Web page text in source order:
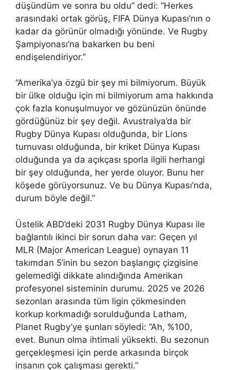
düşündüm ve sonra bu oldu” dedi: “Herkes
arasındaki ortak görüş, FIFA Dünya Kupası’nın o
kadar da görünür olmadığı yönünde. Ve Rugby
Şampiyonası’na bakarken bu beni
endişelendiriyor.”
“Amerika’ya özgü bir şey mi bilmiyorum. Büyük
bir ülke olduğu için mi bilmiyorum ama hakkında
çok fazla konuşulmuyor ve gözünüzün önünde
gördüğünüz bir şey değil. Avustralya’da bir
Rugby Dünya Kupası olduğunda, bir Lions
turnuvası olduğunda, bir kriket Dünya Kupası
olduğunda ya da açıkçası sporla ilgili herhangi
bir şey olduğunda, her yerde oluyor. Bunu her
köşede görüyorsunuz. Ve bu Dünya Kupası’nda,
durum böyle değil.”
Üstelik ABD’deki 2031 Rugby Dünya Kupası ile
bağlantılı ikinci bir sorun daha var: Geçen yıl
MLR (Major American League) oynayan 11
takımdan 5’inin bu sezon başlangıç ​​çizgisine
gelemediği dikkate alındığında Amerikan
profesyonel sisteminin durumu. 2025 ve 2026
sezonları arasında tüm ligin çökmesinden
korkup korkmadığı sorulduğunda Latham,
Planet Rugby’ye şunları söyledi: “Ah, %100,
evet. Bunun olma ihtimali yüksekti. Bu sezonun
gerçekleşmesi için perde arkasında birçok
insanın çok çalışması gerekti.”